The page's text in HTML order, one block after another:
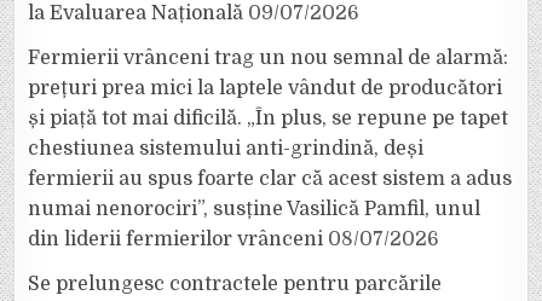
la Evaluarea Națională 09/07/2026
Fermierii vrânceni trag un nou semnal de alarmă:
prețuri prea mici la laptele vândut de producători
și piață tot mai dificilă. „În plus, se repune pe tapet
chestiunea sistemului anti-grindină, deși
fermierii au spus foarte clar că acest sistem a adus
numai nenorociri”, susține Vasilică Pamfil, unul
din liderii fermierilor vrânceni 08/07/2026
Se prelungesc contractele pentru parcările